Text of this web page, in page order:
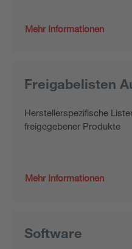
Mehr Informationen
Freigabelisten
Herstellerspezifische
freigegebener Produkte
Mehr Informationen
Software